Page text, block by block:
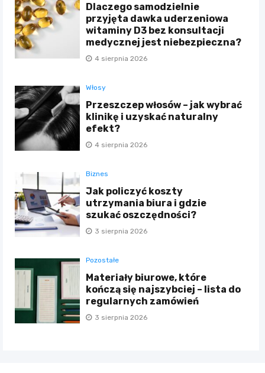
Dlaczego samodzielnie
przyjęta dawka uderzeniowa
witaminy D3 bez konsultacji
medycznej jest niebezpieczna?
4 sierpnia 2026
Włosy
Przeszczep włosów – jak wybrać
klinikę i uzyskać naturalny
efekt?
4 sierpnia 2026
Biznes
Jak policzyć koszty
utrzymania biura i gdzie
szukać oszczędności?
3 sierpnia 2026
Pozostałe
Materiały biurowe, które
kończą się najszybciej – lista do
regularnych zamówień
3 sierpnia 2026